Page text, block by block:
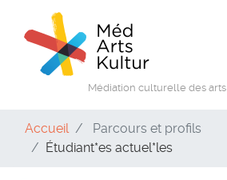
Médiation culturelle des arts
Accueil
Parcours et profils
Étudiant*es actuel*les